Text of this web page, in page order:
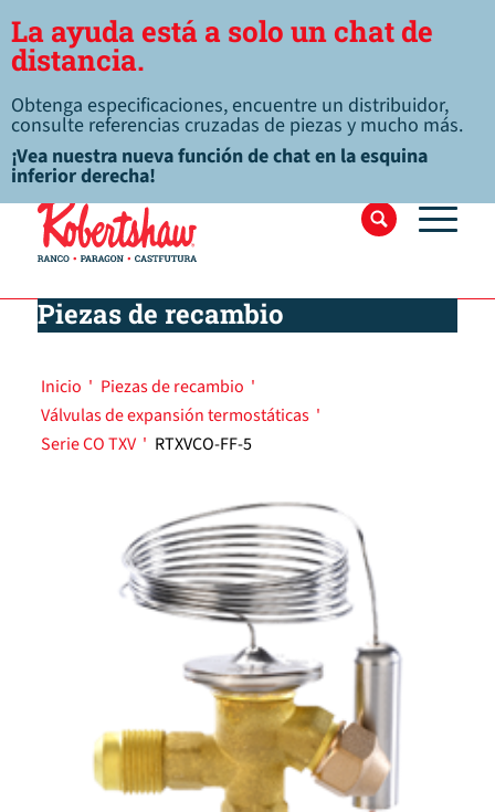
La ayuda está a solo un chat de
distancia.
Obtenga especificaciones, encuentre un distribuidor,
consulte referencias cruzadas de piezas y mucho más.
¡Vea nuestra nueva función de chat en la esquina
inferior derecha!
Piezas de recambio
Inicio ' Piezas de recambio '
Válvulas de expansión termostáticas '
Serie CO TXV ' RTXVCO-FF-5